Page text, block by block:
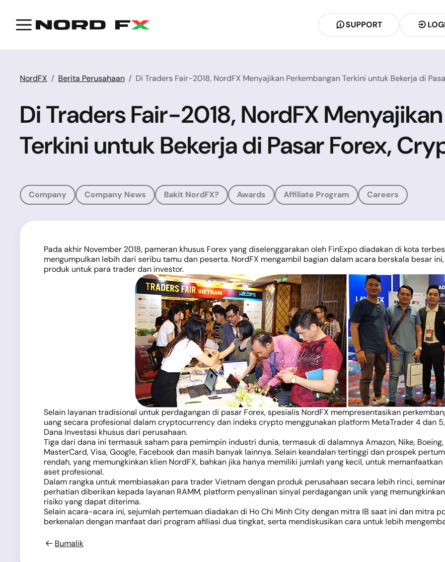
SUPPORT
NordFX Berita Perusahaan Di Traders Fair-2018, NordFX Menyajikan Perkembangan Terkini untuk Bekerja di
Di Traders Fair-2018, NordFX
Terkini untuk Bekerja di Pasar Forex,
Company Company News Bakit NordFX? Awards Affiliate Program Careers
Pada akhir November 2018, pameran khusus Forex yang diselenggarakan oleh FinExpo diadakan di kota
mengumpulkan lebih dari seribu tamu dan peserta. NordFX mengambil bagian dalam acara berskala besar
produk untuk para trader dan investor.
Selain layanan tradisional untuk perdagangan di pasar Forex, spesialis NordFX mempresentasikan
uang secara profesional dalam cryptocurrency dan indeks crypto menggunakan platform MetaTrader 4 dan
Dana Investasi khusus dari perusahaan.
Tiga dari dana ini termasuk saham para pemimpin industri dunia, termasuk di dalamnya Amazon, Nike,
MasterCard, Visa, Google, Facebook dan masih banyak lainnya. Selain keandalan tertinggi dan prospek
rendah, yang memungkinkan klien NordFX, bahkan jika hanya memiliki jumlah yang kecil, untuk
aset profesional.
Dalam rangka untuk membiasakan para trader Vietnam dengan produk perusahaan secara lebih rinci,
perhatian diberikan kepada layanan RAMM, platform penyalinan sinyal perdagangan unik yang
risiko yang dapat diterima.
Selain acara-acara ini, sejumlah pertemuan diadakan di Ho Chi Minh City dengan mitra IB saat ini dan mitra
berkenalan dengan manfaat dari program afiliasi dua tingkat, serta mendiskusikan cara untuk lebih
Bumalik